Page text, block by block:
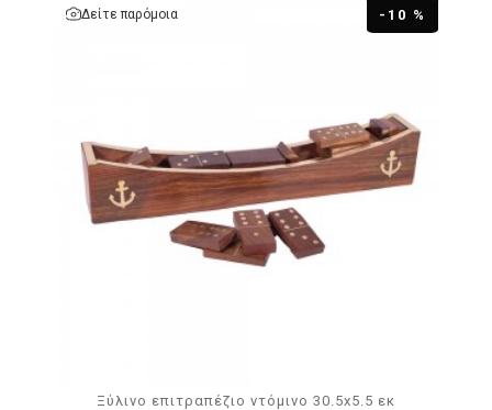
-10 %
Δείτε παρόμοια
Ξύλινο επιτραπέζιο ντόμινο 30.5x5.5 εκ